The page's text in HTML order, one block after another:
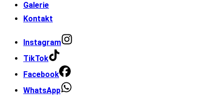
Galerie
Kontakt
Instagram
TikTok
Facebook
WhatsApp